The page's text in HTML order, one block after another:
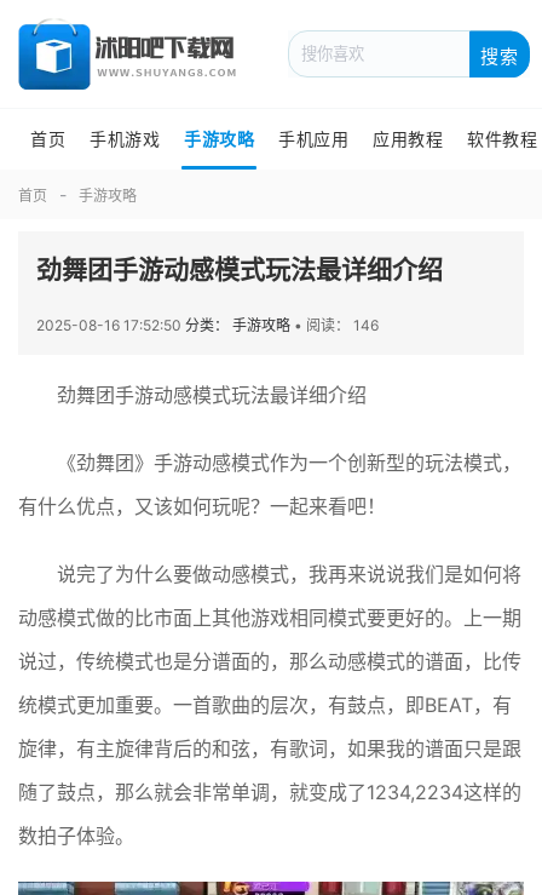
搜索
首页 手机游戏 手游攻略 手机应用 应用教程 软件教程
首页 手游攻略
劲舞团手游动感模式玩法最详细介绍
2025-08-16 17:52:50 分类： 手游攻略 • 阅读： 146
劲舞团手游动感模式玩法最详细介绍
《劲舞团》手游动感模式作为一个创新型的玩法模式，
有什么优点，又该如何玩呢？一起来看吧！
说完了为什么要做动感模式，我再来说说我们是如何将
动感模式做的比市面上其他游戏相同模式要更好的。上一期
说过，传统模式也是分谱面的，那么动感模式的谱面，比传
统模式更加重要。一首歌曲的层次，有鼓点，即BEAT，有
旋律，有主旋律背后的和弦，有歌词，如果我的谱面只是跟
随了鼓点，那么就会非常单调，就变成了1234,2234这样的
数拍子体验。